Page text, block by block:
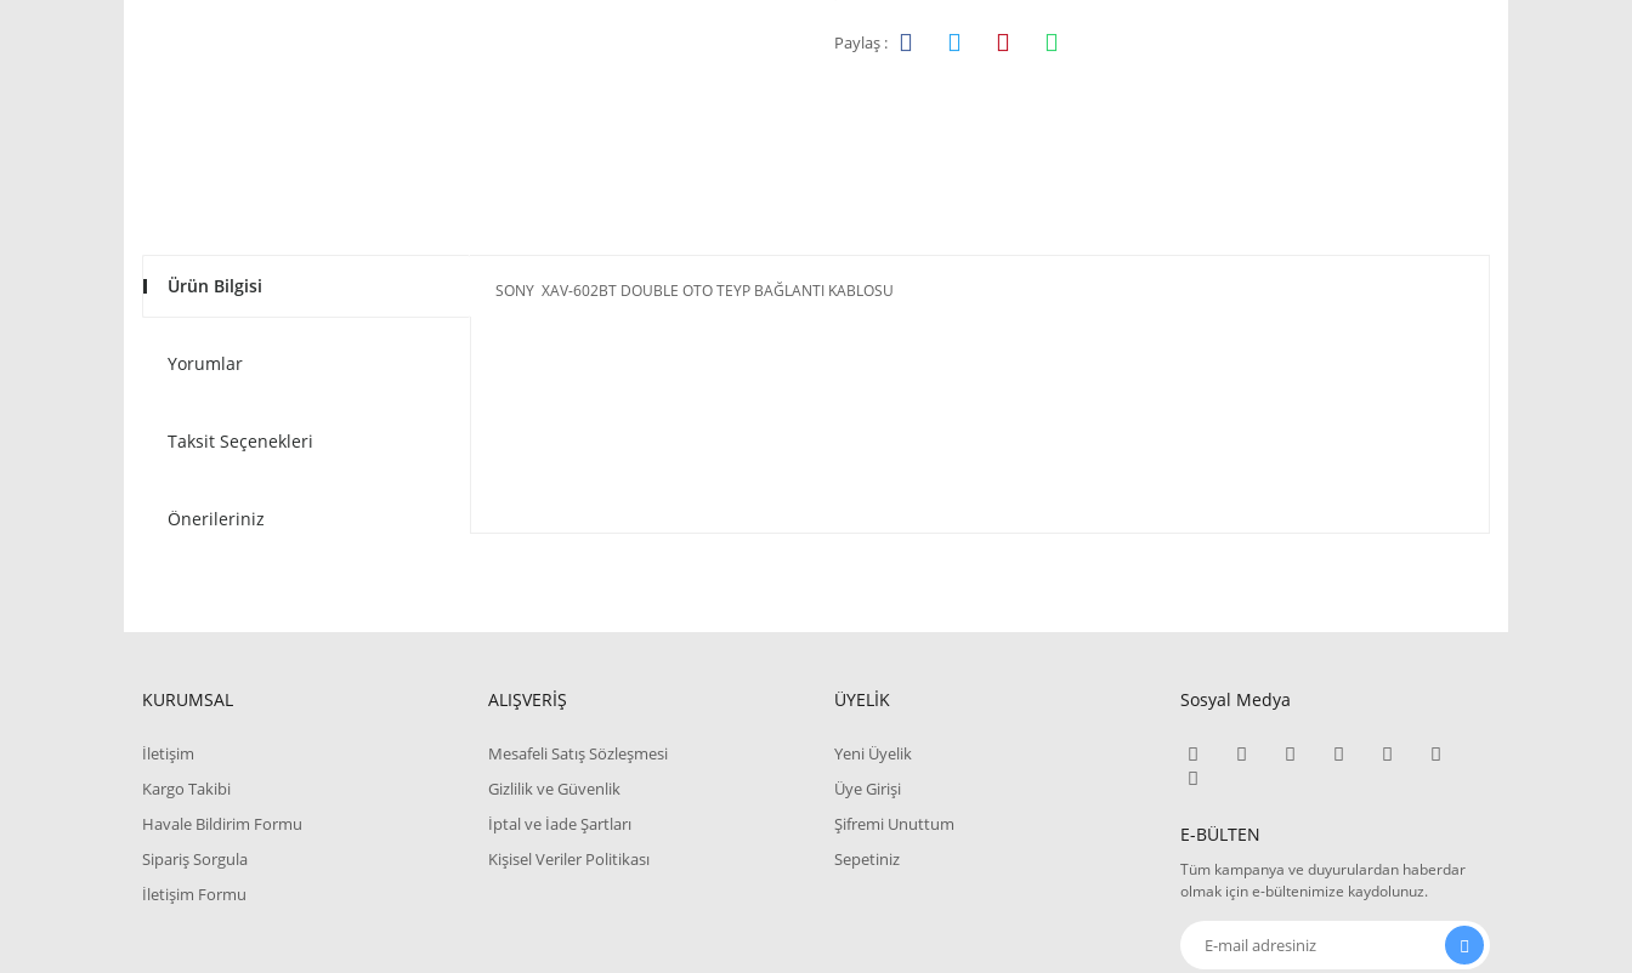
Paylaş :
Ürün Bilgisi
Yorumlar
Taksit Seçenekleri
Önerileriniz
SONY XAV-602BT DOUBLE OTO TEYP BAĞLANTI KABLOSU
KURUMSAL
İletişim
Kargo Takibi
Havale Bildirim Formu
Sipariş Sorgula
İletişim Formu
ALIŞVERİŞ
Mesafeli Satış Sözleşmesi
Gizlilik ve Güvenlik
İptal ve İade Şartları
Kişisel Veriler Politikası
ÜYELİK
Yeni Üyelik
Üye Girişi
Şifremi Unuttum
Sepetiniz
Sosyal Medya
E-BÜLTEN
Tüm kampanya ve duyurulardan haberdar
olmak için e-bültenimize kaydolunuz.